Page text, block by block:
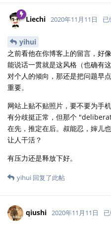
Liechi 2020年11月11日 已
yihui
之前看他在你博客上的留言，好
能说话一贯就是这风格（也确有
对个人的倾向，那还是把问题早
重要。
网站上贴不贴照片，要不要为手
有分歧挺正常，但那个
在先，推定在后。叔能忍，婶儿
让人干活？
有压力还是释放下好。
yihui 回复了此帖
qiushi 2020年11月11日